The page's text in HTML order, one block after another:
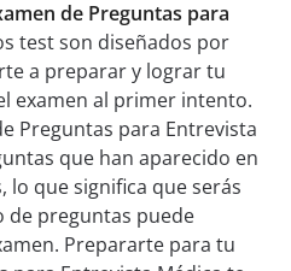
de Preguntas para
test son diseñados por
a preparar y lograr tu
examen al primer intento.
Preguntas para Entrevista
que han aparecido en
lo que significa que serás
de preguntas puede
Prepararte para tu